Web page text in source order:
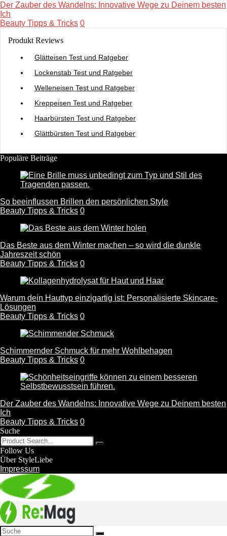
Der Zauber des Wandelns: Innovative Wege zu Deinem besten
Ich
Beauty Tipps & Tricks 0
Produkt Reviews
Glätteisen Test und Ratgeber
Lockenstab Test und Ratgeber
Welleneisen Test und Ratgeber
Kreppeisen Test und Ratgeber
Haarbürsten Test und Ratgeber
Glättbürsten Test und Ratgeber
Populäre Beiträge
So beeinflussen Brillen den persönlichen Style
Beauty Tipps & Tricks 0
Das Beste aus dem Winter machen – so wird die dunkle
Jahreszeit schön
Beauty Tipps & Tricks 0
Warum dein Hauttyp einzigartig ist: Personalisierte Skincare-
Lösungen
Beauty Tipps & Tricks 0
Schimmernder Schmuck für mehr Wohlbehagen
Beauty Tipps & Tricks 0
Der Zauber des Wandelns: Innovative Wege zu Deinem besten
Ich
Beauty Tipps & Tricks 0
Suche
Follow Us
Über StyleLiebe
Impressum